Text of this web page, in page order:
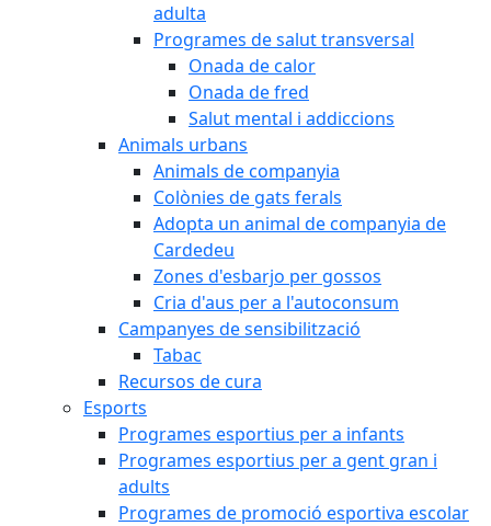
adulta
Programes de salut transversal
Onada de calor
Onada de fred
Salut mental i addiccions
Animals urbans
Animals de companyia
Colònies de gats ferals
Adopta un animal de companyia de
Cardedeu
Zones d'esbarjo per gossos
Cria d'aus per a l'autoconsum
Campanyes de sensibilització
Tabac
Recursos de cura
Esports
Programes esportius per a infants
Programes esportius per a gent gran i
adults
Programes de promoció esportiva escolar